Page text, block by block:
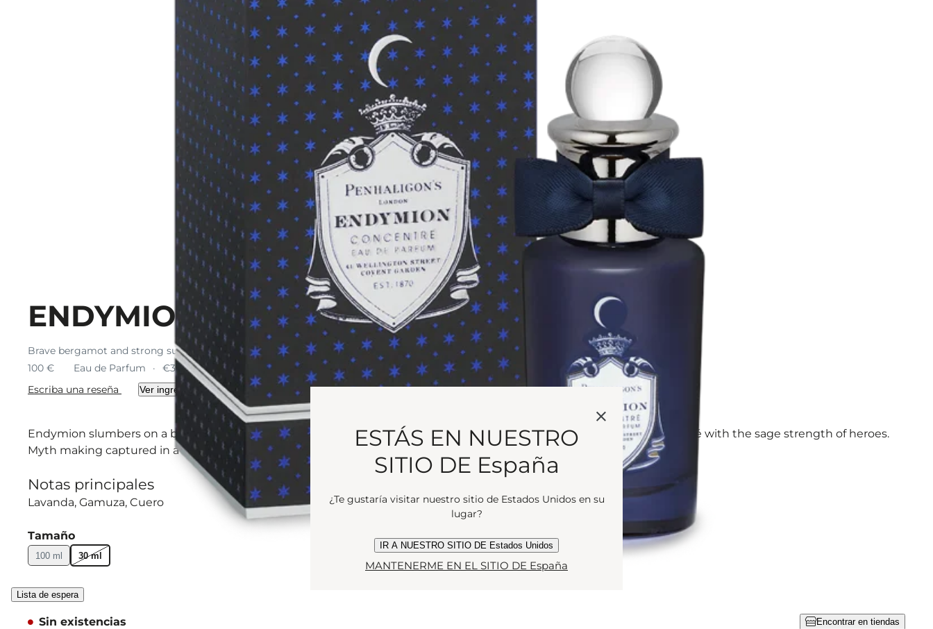
ENDYMION CONCENTRÉ
Brave bergamot and strong suede – a miniature but mighty parfum of mythical proportion.
100 €
Eau de Parfum
€333.33 / 100 ml
Escriba una reseña
Ver ingredientes
Endymion slumbers on a bed of bergamot and suede, waking to coffee and geranium. A miniature but mighty concentré with the sage strength of heroes.
Myth making captured in a bottle.
Notas principales
Lavanda Gamuza Cuero
Tamaño
100 ml 30 ml
Lista de espera
Sin existencias Encontrar en tiendas
ESTÁS EN NUESTRO
SITIO DE España
¿Te gustaría visitar nuestro sitio de Estados Unidos en su
lugar?
IR A NUESTRO SITIO DE Estados Unidos
MANTENERME EN EL SITIO DE España